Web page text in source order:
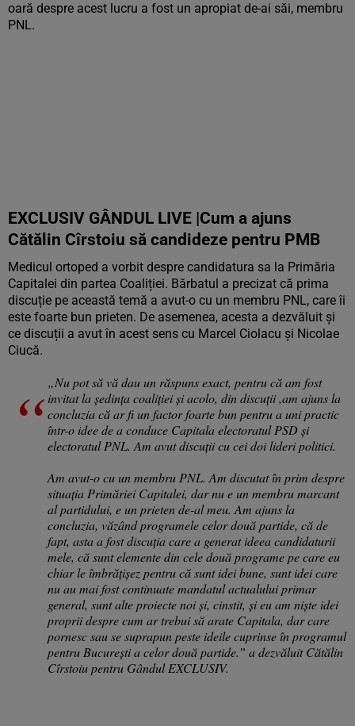
oară despre acest lucru a fost un apropiat de-ai săi, membru
PNL.
EXCLUSIV GÂNDUL LIVE |Cum a ajuns
Cătălin Cîrstoiu să candideze pentru PMB
Medicul ortoped a vorbit despre candidatura sa la Primăria
Capitalei din partea Coaliției. Bărbatul a precizat că prima
discuție pe această temă a avut-o cu un membru PNL, care îi
este foarte bun prieten. De asemenea, acesta a dezvăluit și
ce discuții a avut în acest sens cu Marcel Ciolacu și Nicolae
Ciucă.
„Nu pot să vă dau un răspuns exact, pentru că am fost
invitat la ședința coaliției și acolo, din discuții ,am ajuns la
concluzia că ar fi un factor foarte bun pentru a uni practic
într-o idee de a conduce Capitala electoratul PSD și
electoratul PNL. Am avut discuții cu cei doi lideri politici.
Am avut-o cu un membru PNL. Am discutat în prim despre
situația Primăriei Capitalei, dar nu e un membru marcant
al partidului, e un prieten de-al meu. Am ajuns la
concluzia, văzând programele celor două partide, că de
fapt, asta a fost discuția care a generat ideea candidaturii
mele, că sunt elemente din cele două programe pe care eu
chiar le îmbrățișez pentru că sunt idei bune, sunt idei care
nu au mai fost continuate mandatul actualului primar
general, sunt alte proiecte noi și, cinstit, și eu am niște idei
proprii despre cum ar trebui să arate Capitala, dar care
pornesc sau se suprapun peste ideile cuprinse în programul
pentru București a celor două partide.” a dezvăluit Cătălin
Cîrstoiu pentru Gândul EXCLUSIV.